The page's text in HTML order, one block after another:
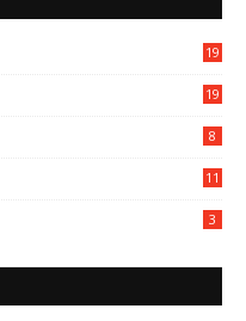
19
19
8
11
3